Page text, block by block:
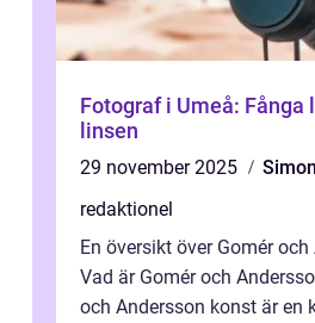
Fotograf i Umeå: Fånga
linsen
29 november 2025
redaktionel
En översikt över Gomér
Vad är Gomér och
och Andersson konst är en